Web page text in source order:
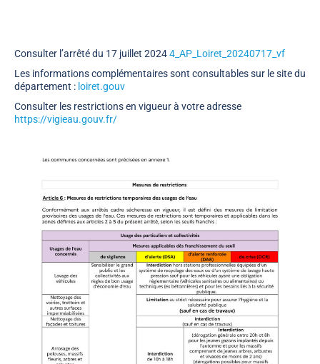
Consulter l’arrêté du 17 juillet 20244_AP_Loiret_20240717_vf
Les informations complémentaires sont consultables sur le site du
département : loiret.gouv
Consulter les restrictions en vigueur à votre adresse
https://vigieau.gouv.fr/